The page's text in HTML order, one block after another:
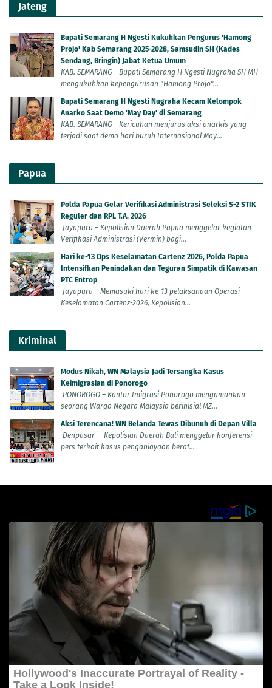
Jateng
Bupati Semarang H Ngesti Kukuhkan Pengurus 'Hamong
Projo' Kab Semarang 2025-2028, Samsudin SH (Kades
Sendang, Bringin) Jabat Ketua Umum
KAB. SEMARANG - Bupati Semarang H Ngesti Nugraha SH MH
mengukuhkan kepengurusan "Hamong Projo"...
Bupati Semarang H Ngesti Nugraha Kecam Kelompok
Anarko Saat Demo 'May Day' di Semarang
KAB. SEMARANG - Kericuhan menjurus aksi anarkis yang
terjadi saat demo hari buruh Internasional May...
Papua
Polda Papua Gelar Verifikasi Administrasi Seleksi S-2 STIK
Reguler dan RPL T.A. 2026
Jayapura – Kepolisian Daerah Papua menggelar kegiatan
Verifikasi Administrasi (Vermin) bagi...
Hari ke-13 Ops Keselamatan Cartenz 2026, Polda Papua
Intensifkan Penindakan dan Teguran Simpatik di Kawasan
PTC Entrop
Jayapura – Memasuki hari ke-13 pelaksanaan Operasi
Keselamatan Cartenz-2026, Kepolisian...
Kriminal
Modus Nikah, WN Malaysia Jadi Tersangka Kasus
Keimigrasian di Ponorogo
PONOROGO – Kantor Imigrasi Ponorogo mengamankan
seorang Warga Negara Malaysia berinisial MZ...
Aksi Terencana! WN Belanda Tewas Dibunuh di Depan Villa
Denpasar — Kepolisian Daerah Bali menggelar konferensi
pers terkait kasus penganiayaan berat...